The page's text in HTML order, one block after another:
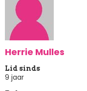
Herrie Mulles
Lid sinds
9 jaar